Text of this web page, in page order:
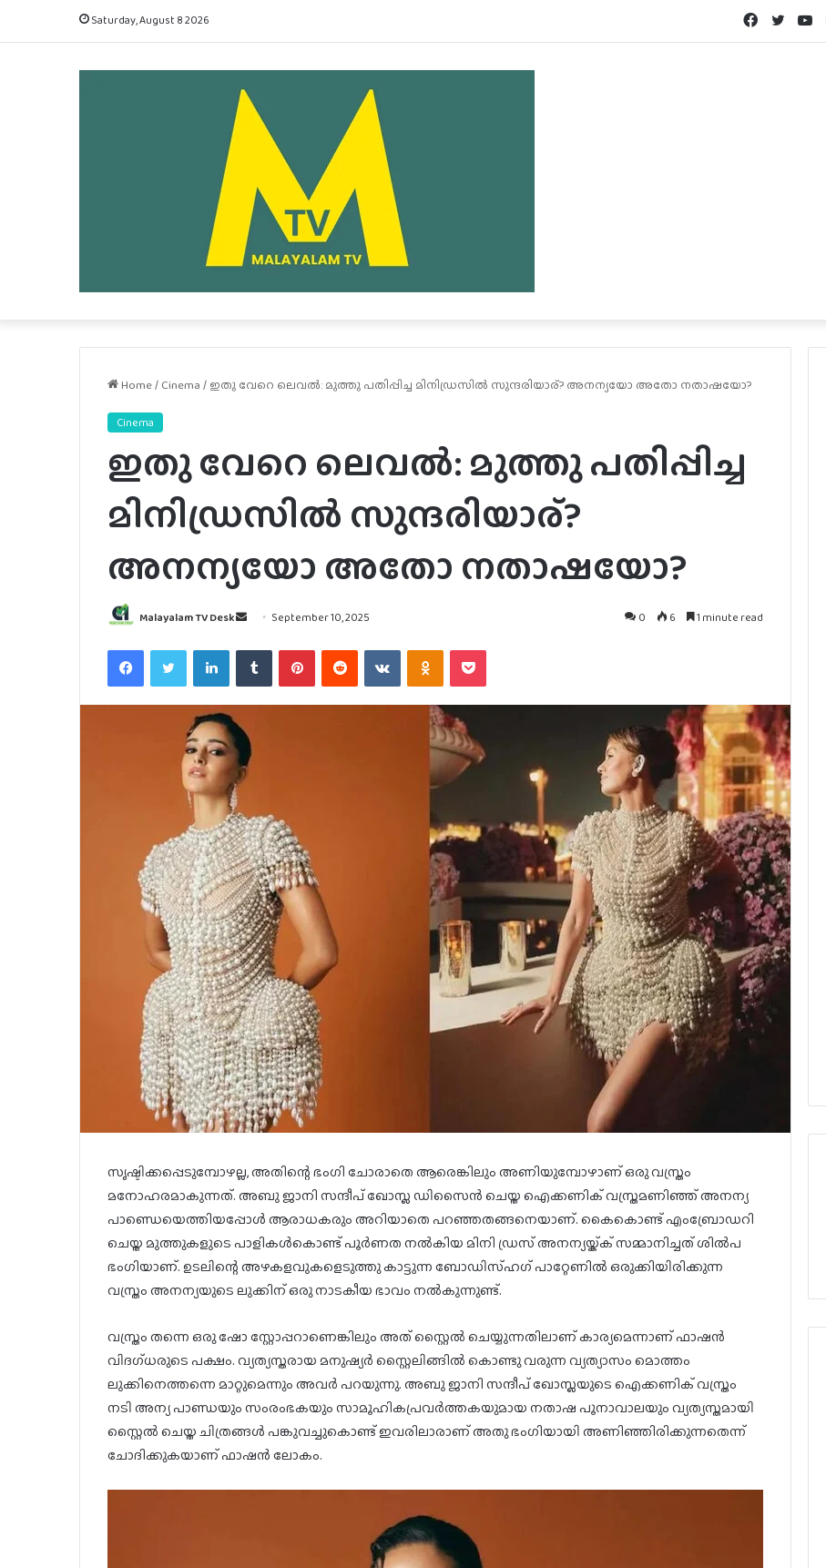
Saturday, August 8 2026 Facebook
Home/ Cinema / ഇതു വേറെ ലെവൽ: മുത്തു പതിപ്പിച്ച മിനിഡ്രസിൽ സുന്ദരിയാര്? അനന്യയോ അതോ നതാഷയോ?
Cinema
ഇതു വേറെ ലെവൽ: മുത്തു പതിപ്പിച്ച
മിനിഡ്രസിൽ സുന്ദരിയാര്?
അനന്യയോ അതോ നതാഷയോ?
Malayalam TV Desk
Send
email
September 10, 2025 0 6 1 minute read
FacebookTwitter LinkedInTumblr PinterestReddit VKontakteOdnoklassniki
Pocket
സൃഷ്ടിക്കപ്പെടുമ്പോഴല്ല, അതിന്റെ ഭംഗി ചോരാതെ ആരെങ്കിലും അണിയുമ്പോഴാണ് ഒരു വസ്ത്രം
മനോഹരമാകുന്നത്. അബു ജാനി സന്ദീപ് ഖോസ്ല ഡിസൈൻ ചെയ്ത ഐക്കണിക് വസ്ത്രമണിഞ്ഞ് അനന്യ
പാണ്ഡെയെത്തിയപ്പോൾ ആരാധകരും അറിയാതെ പറഞ്ഞതങ്ങനെയാണ്. കൈകൊണ്ട് എംബ്രോഡറി
ചെയ്ത മുത്തുകളുടെ പാളികൾകൊണ്ട് പൂർണത നൽകിയ മിനി ഡ്രസ് അനന്യയ്ക്ക് സമ്മാനിച്ചത് ശിൽപ
ഭംഗിയാണ്. ഉടലിന്റെ അഴകളവുകളെടുത്തു കാട്ടുന്ന ബോഡിസ്ഹഗ് പാറ്റേണിൽ ഒരുക്കിയിരിക്കുന്ന
വസ്ത്രം അനന്യയുടെ ലുക്കിന് ഒരു നാടകീയ ഭാവം നൽകുന്നുണ്ട്.
വസ്ത്രം തന്നെ ഒരു ഷോ സ്റ്റോപ്പറാണെങ്കിലും അത് സ്റ്റൈൽ ചെയ്യുന്നതിലാണ് കാര്യമെന്നാണ് ഫാഷൻ
വിദഗ്ധരുടെ പക്ഷം. വ്യത്യസ്തരായ മനുഷ്യർ സ്റ്റൈലിങ്ങിൽ കൊണ്ടു വരുന്ന വ്യത്യാസം മൊത്തം
ലുക്കിനെത്തന്നെ മാറ്റുമെന്നും അവർ പറയുന്നു. അബു ജാനി സന്ദീപ് ഖോസ്ലയുടെ ഐക്കണിക് വസ്ത്രം
നടി അന്യ പാണ്ഡയും സംരംഭകയും സാമൂഹികപ്രവർത്തകയുമായ നതാഷ പൂനാവാലയും വ്യത്യസ്തമായി
സ്റ്റൈൽ ചെയ്ത ചിത്രങ്ങൾ പങ്കുവച്ചുകൊണ്ട് ഇവരിലാരാണ് അതു ഭംഗിയായി അണിഞ്ഞിരിക്കുന്നതെന്ന്
ചോദിക്കുകയാണ് ഫാഷൻ ലോകം.